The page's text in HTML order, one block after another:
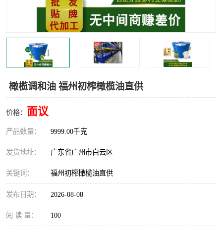
橄榄调和油 福州初榨橄榄油直供
价格： 面议
产品数量： 9999.00千克
发货地址： 广东省广州市白云区
关键词： 福州初榨橄榄油直供
发布日期： 2026-08-08
阅 读 量： 100